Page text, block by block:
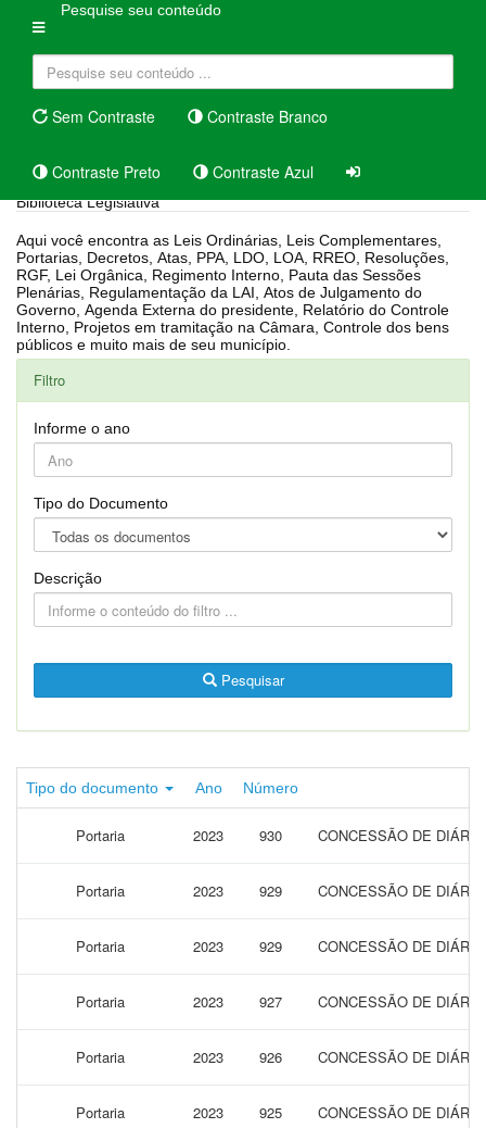
Pesquise seu conteúdo
Sem Contraste Contraste Branco
Contraste Preto Contraste Azul
Biblioteca Legislativa
Aqui você encontra as Leis Ordinárias, Leis Complementares,
Portarias, Decretos, Atas, PPA, LDO, LOA, RREO, Resoluções,
RGF, Lei Orgânica, Regimento Interno, Pauta das Sessões
Plenárias, Regulamentação da LAI, Atos de Julgamento do
Governo, Agenda Externa do presidente, Relatório do Controle
Interno, Projetos em tramitação na Câmara, Controle dos bens
públicos e muito mais de seu município.
Filtro
Informe o ano
Tipo do Documento
Descrição
Pesquisar
Tipo do documento Ano Número
Portaria 2023 930 CONCESSÃO DE
Portaria 2023 929 CONCESSÃO DE
Portaria 2023 929 CONCESSÃO DE
Portaria 2023 927 CONCESSÃO DE
Portaria 2023 926 CONCESSÃO DE
Portaria 2023 925 CONCESSÃO DE